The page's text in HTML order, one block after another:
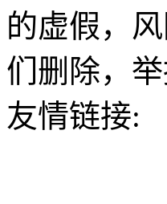
的虚假，
们删除，
友情链接: